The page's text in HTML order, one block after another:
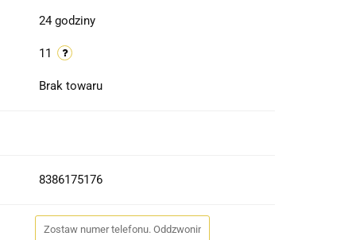
24 godziny
11
Brak towaru
8386175176